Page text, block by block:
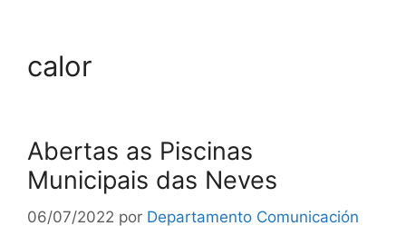
calor
Abertas as Piscinas
Municipais das Neves
06/07/2022 por Departamento Comunicación